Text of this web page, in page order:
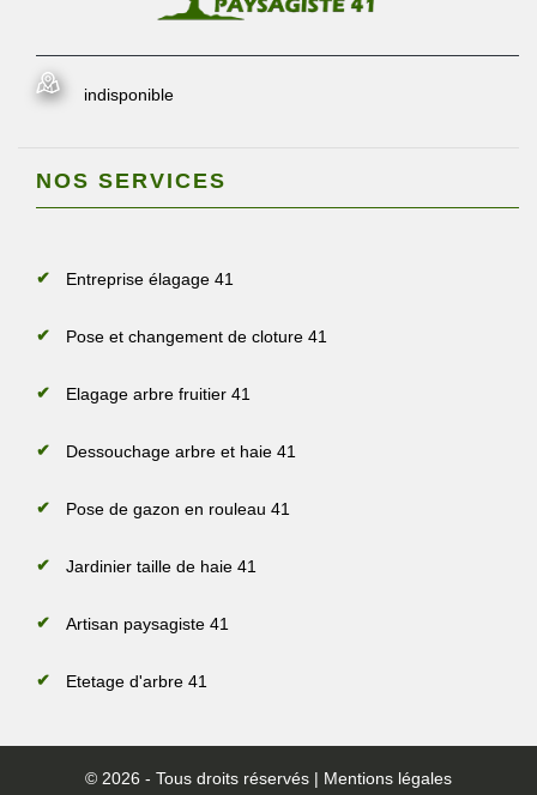
indisponible
NOS SERVICES
Entreprise élagage 41
Pose et changement de cloture 41
Elagage arbre fruitier 41
Dessouchage arbre et haie 41
Pose de gazon en rouleau 41
Jardinier taille de haie 41
Artisan paysagiste 41
Etetage d'arbre 41
© 2026 - Tous droits réservés | Mentions légales